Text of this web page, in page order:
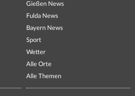
Gießen News
Fulda News
Bayern News
Sport
Wetter
Alle Orte
Alle Themen